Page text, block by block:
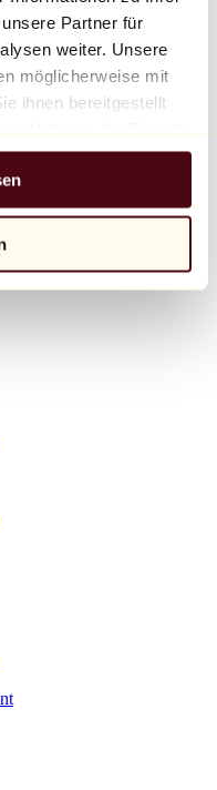
Partner für
weiter. Unsere
möglicherweise mit
ihnen bereitgestellt